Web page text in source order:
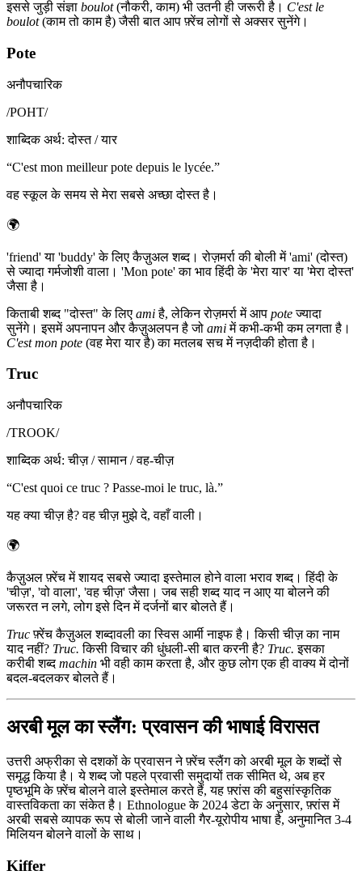
इससे जुड़ी संज्ञा boulot(नौकरी, काम) भी उतनी ही जरूरी है। C'est le
boulot(काम तो काम है) जैसी बात आप फ़्रेंच लोगों से अक्सर सुनेंगे।
Pote
अनौपचारिक
/POHT/
शाब्दिक अर्थ: दोस्त / यार
“C'est mon meilleur pote depuis le lycée.”
वह स्कूल के समय से मेरा सबसे अच्छा दोस्त है।
🌍
'friend' या 'buddy' के लिए कैज़ुअल शब्द। रोज़मर्रा की बोली में 'ami' (दोस्त)
से ज्यादा गर्मजोशी वाला। 'Mon pote' का भाव हिंदी के 'मेरा यार' या 'मेरा दोस्त'
जैसा है।
किताबी शब्द "दोस्त" के लिए amiहै, लेकिन रोज़मर्रा में आप poteज्यादा
सुनेंगे। इसमें अपनापन और कैज़ुअलपन है जो amiमें कभी-कभी कम लगता है।
C'est mon pote (वह मेरा यार है) का मतलब सच में नज़दीकी होता है।
Truc
अनौपचारिक
/TROOK/
शाब्दिक अर्थ: चीज़ / सामान / वह-चीज़
“C'est quoi ce truc ? Passe-moi le truc, là.”
यह क्या चीज़ है? वह चीज़ मुझे दे, वहाँ वाली।
🌍
कैज़ुअल फ़्रेंच में शायद सबसे ज्यादा इस्तेमाल होने वाला भराव शब्द। हिंदी के
'चीज़', 'वो वाला', 'वह चीज़' जैसा। जब सही शब्द याद न आए या बोलने की
जरूरत न लगे, लोग इसे दिन में दर्जनों बार बोलते हैं।
Trucफ़्रेंच कैज़ुअल शब्दावली का स्विस आर्मी नाइफ है। किसी चीज़ का नाम
याद नहीं? Truc. किसी विचार की धुंधली-सी बात करनी है? Truc. इसका
करीबी शब्दmachin भी वही काम करता है, और कुछ लोग एक ही वाक्य में दोनों
बदल-बदलकर बोलते हैं।
अरबी मूल का स्लैंग: प्रवासन की भाषाई विरासत
उत्तरी अफ्रीका से दशकों के प्रवासन ने फ़्रेंच स्लैंग को अरबी मूल के शब्दों से
समृद्ध किया है। ये शब्द जो पहले प्रवासी समुदायों तक सीमित थे, अब हर
पृष्ठभूमि के फ़्रेंच बोलने वाले इस्तेमाल करते हैं, यह फ़्रांस की बहुसांस्कृतिक
वास्तविकता का संकेत है। Ethnologue के 2024 डेटा के अनुसार, फ़्रांस में
अरबी सबसे व्यापक रूप से बोली जाने वाली गैर-यूरोपीय भाषा है, अनुमानित 3-4
मिलियन बोलने वालों के साथ।
Kiffer